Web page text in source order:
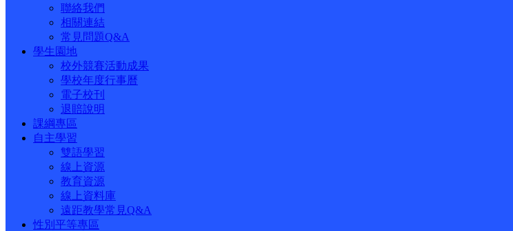
聯絡我們
相關連結
常見問題Q&A
學生園地
校外競賽活動成果
學校年度行事曆
電子校刊
退賠說明
課綱專區
自主學習
雙語學習
線上資源
教育資源
線上資料庫
遠距教學常見Q&A
性別平等專區